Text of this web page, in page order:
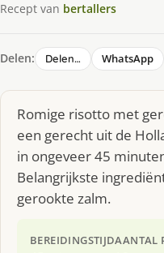
Recept van bertallers
Delen: Delen… WhatsApp
Romige risotto met
een gerecht uit de
in ongeveer 45
Belangrijkste
gerookte zalm.
BEREIDINGSTIJDAANTAL